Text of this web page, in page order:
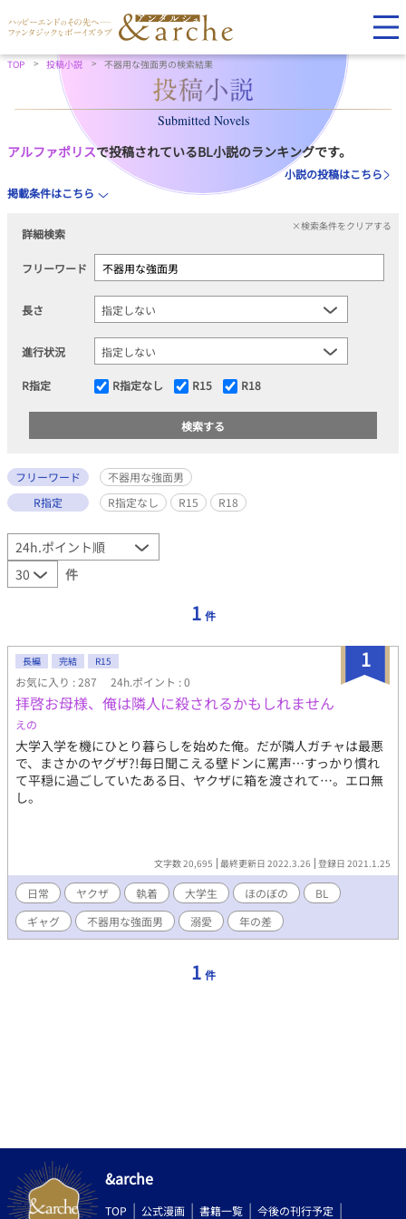
TOP 投稿小説 不器用な強面男の検索結果
Submitted Novels
アルファポリスで投稿されているBL小説のランキングです。
小説の投稿はこちら
掲載条件はこちら
詳細検索
×検索条件をクリアする
フリーワード
長さ
進行状況
R指定 R指定なし R15 R18
フリーワード
不器用な強面男
R指定
R指定なし R15 R18
件
1 件
1
長編 完結 R15
お気に入り : 287 24h.ポイント : 0
拝啓お母様、俺は隣人に殺されるかもしれません
えの
大学入学を機にひとり暮らしを始めた俺。だが隣人ガチャは最悪
で、まさかのヤグザ?!毎日聞こえる壁ドンに罵声…すっかり慣れ
て平穏に過ごしていたある日、ヤクザに箱を渡されて…。エロ無
し。
文字数 20,695 最終更新日 2022.3.26 登録日 2021.1.25
日常 ヤクザ 執着 大学生 ほのぼの
BL
ギャグ
不器用な強面男 溺愛 年の差
1 件
&arche
TOP 公式漫画 書籍一覧 今後の刊行予定